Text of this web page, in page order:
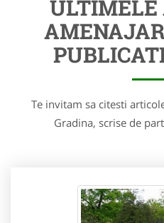
ULTIMELE
Te invitam sa citesti
Gradina, scrise de